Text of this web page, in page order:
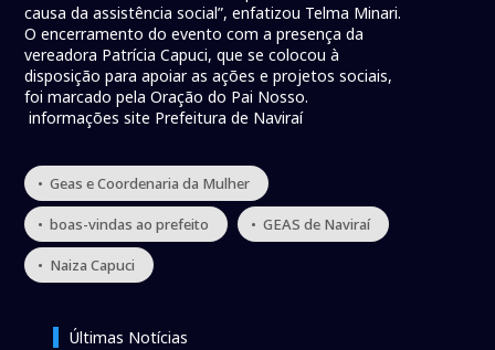
causa da assistência social”, enfatizou Telma Minari.
O encerramento do evento com a presença da
vereadora Patrícia Capuci, que se colocou à
disposição para apoiar as ações e projetos sociais,
foi marcado pela Oração do Pai Nosso.
informações site Prefeitura de Naviraí
• Geas e Coordenaria da Mulher
• boas-vindas ao prefeito • GEAS de Naviraí
• Naiza Capuci
Últimas Notícias